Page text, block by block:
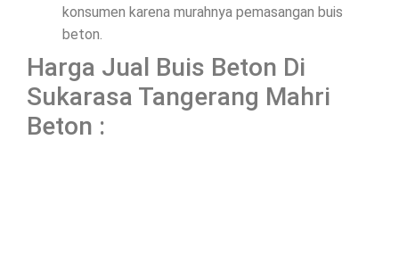
konsumen karena murahnya pemasangan buis
beton.
Harga Jual Buis Beton Di
Sukarasa Tangerang Mahri
Beton :